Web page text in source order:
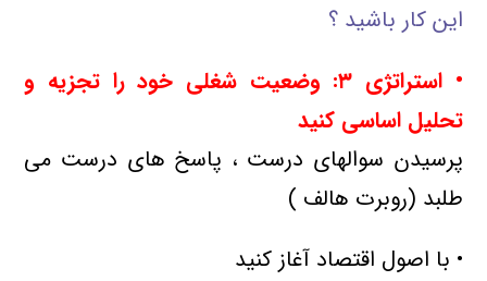
این کار باشید ؟
• استراتژی
۳: وضعیت شغلی خود را تجزیه و
تحلیل اساسی کنید
پرسیدن سوالهای درست ، پاسخ های درست می
طلبد (روبرت هالف )
• با اصول اقتصاد آغاز کنید